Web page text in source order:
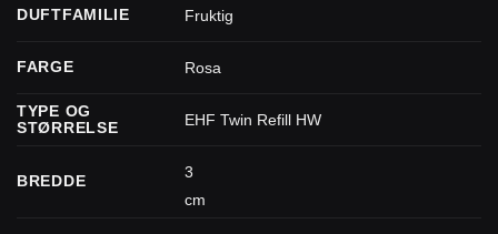
DUFTFAMILIE Fruktig
FARGE Rosa
TYPE OG
STØRRELSE
EHF Twin Refill HW
BREDDE
3
cm